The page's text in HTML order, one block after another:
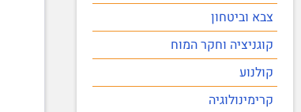
צבא וביטחון
קוגניציה וחקר המוח
קולנוע
קרימינולוגיה